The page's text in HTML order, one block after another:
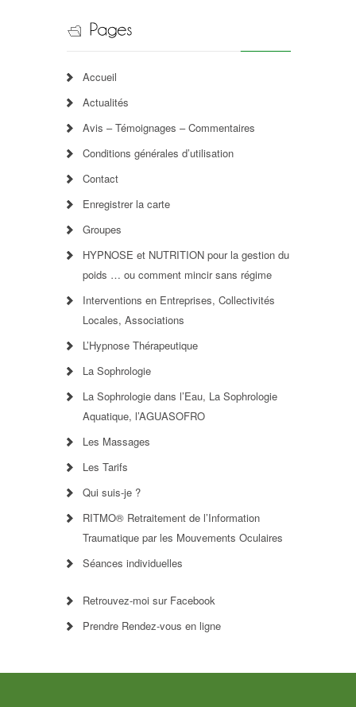
Accueil
Actualités
Avis – Témoignages – Commentaires
Conditions générales d’utilisation
Contact
Enregistrer la carte
Groupes
HYPNOSE et NUTRITION pour la gestion du
poids … ou comment mincir sans régime
Interventions en Entreprises, Collectivités
Locales, Associations
L’Hypnose Thérapeutique
La Sophrologie
La Sophrologie dans l’Eau, La Sophrologie
Aquatique, l’AGUASOFRO
Les Massages
Les Tarifs
Qui suis-je ?
RITMO® Retraitement de l’Information
Traumatique par les Mouvements Oculaires
Séances individuelles
Retrouvez-moi sur Facebook
Prendre Rendez-vous en ligne